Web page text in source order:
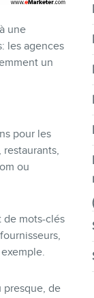
une
les agences
un
pour les
ou
de mots-clés
presque, de